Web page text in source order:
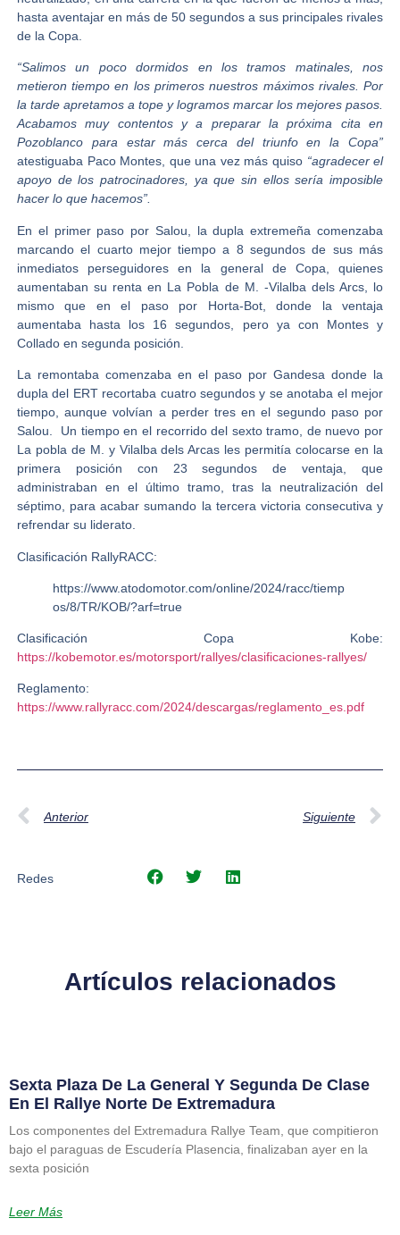
hasta aventajar en más de 50 segundos a sus principales rivales
de la Copa.
“Salimos un poco dormidos en los tramos matinales, nos
metieron tiempo en los primeros nuestros máximos rivales. Por
la tarde apretamos a tope y logramos marcar los mejores pasos.
Acabamos muy contentos y a preparar la próxima cita en
Pozoblanco para estar más cerca del triunfo en la Copa”
atestiguaba Paco Montes, que una vez más quiso “agradecer el
apoyo de los patrocinadores, ya que sin ellos sería imposible
hacer lo que hacemos”.
En el primer paso por Salou, la dupla extremeña comenzaba
marcando el cuarto mejor tiempo a 8 segundos de sus más
inmediatos perseguidores en la general de Copa, quienes
aumentaban su renta en La Pobla de M. -Vilalba dels Arcs, lo
mismo que en el paso por Horta-Bot, donde la ventaja
aumentaba hasta los 16 segundos, pero ya con Montes y
Collado en segunda posición.
La remontaba comenzaba en el paso por Gandesa donde la
dupla del ERT recortaba cuatro segundos y se anotaba el mejor
tiempo, aunque volvían a perder tres en el segundo paso por
Salou. Un tiempo en el recorrido del sexto tramo, de nuevo por
La pobla de M. y Vilalba dels Arcas les permitía colocarse en la
primera posición con 23 segundos de ventaja, que
administraban en el último tramo, tras la neutralización del
séptimo, para acabar sumando la tercera victoria consecutiva y
refrendar su liderato.
Clasificación RallyRACC:
https://www.atodomotor.com/online/2024/racc/tiemp
os/8/TR/KOB/?arf=true
Clasificación Copa Kobe:
https://kobemotor.es/motorsport/rallyes/clasificaciones-rallyes/
Reglamento:
https://www.rallyracc.com/2024/descargas/reglamento_es.pdf
Anterior Siguiente
Redes
Artículos relacionados
Sexta Plaza De La General Y Segunda De Clase
En El Rallye Norte De Extremadura
Los componentes del Extremadura Rallye Team, que compitieron
bajo el paraguas de Escudería Plasencia, finalizaban ayer en la
sexta posición
Leer Más